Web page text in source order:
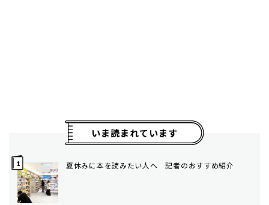
いま読まれています
夏休みに本を読みたい人へ 記者のおすすめ紹介